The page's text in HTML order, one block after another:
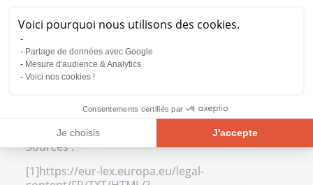
Voici pourquoi nous utilisons des cookies.
Partage de données avec Google
Mesure d'audience & Analytics
Voici nos cookies !
Consentements certifiés par
Je choisis J'accepte
Plateforme de Gestion du Consentement : Personnalisez vos
Notre plateforme vous permet d'adapter et de gérer vos
oméga 3, il est indispensable de prendre le
La prise de la supplémentation se veut
ce qui offre un avantage indéniable à la formule
que nous vous proposons. Si vous voulez aller
vertus des oméga-3 à celles des oméga-6
Sources :
[1]https://eur-lex.europa.eu/legal-